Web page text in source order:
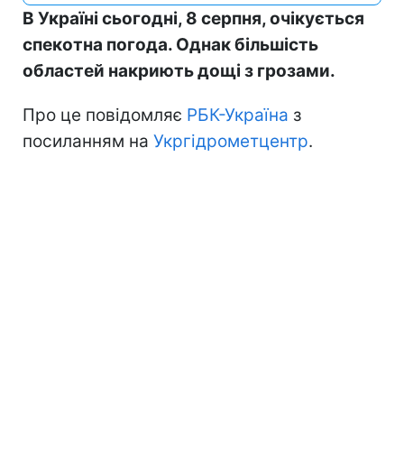
В Україні сьогодні, 8 серпня, очікується
спекотна погода. Однак більшість
областей накриють дощі з грозами.
Про це повідомляє РБК-Україна з
посиланням на Укргідрометцентр.